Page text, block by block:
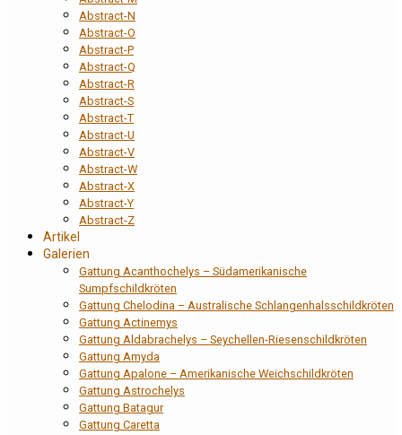
Abstract-N
Abstract-O
Abstract-P
Abstract-Q
Abstract-R
Abstract-S
Abstract-T
Abstract-U
Abstract-V
Abstract-W
Abstract-X
Abstract-Y
Abstract-Z
Artikel
Galerien
Gattung Acanthochelys – Südamerikanische
Sumpfschildkröten
Gattung Chelodina – Australische Schlangenhalsschildkröten
Gattung Actinemys
Gattung Aldabrachelys – Seychellen-Riesenschildkröten
Gattung Amyda
Gattung Apalone – Amerikanische Weichschildkröten
Gattung Astrochelys
Gattung Batagur
Gattung Caretta